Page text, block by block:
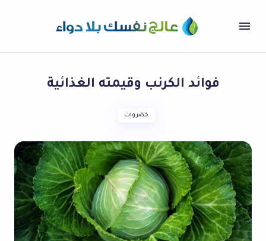
فوائد الكرنب وقيمته الغذائية
خضروات